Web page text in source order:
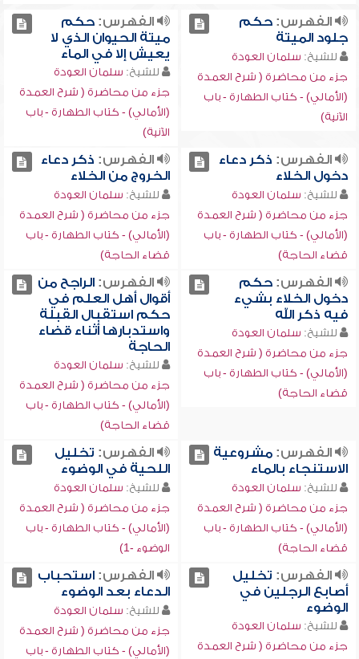
الفهرس:حكم
جلود الميتة
للشيخ: سلمان العودة
جزء من محاضرة ( شرح العمدة
(الأمالي) - كتاب الطهارة - باب
الآنية)
الفهرس:حكم
ميتة الحيوان الذي لا
يعيش إلا في الماء
للشيخ: سلمان العودة
جزء من محاضرة ( شرح العمدة
(الأمالي) - كتاب الطهارة - باب
الآنية)
الفهرس: ذكر دعاء
دخول الخلاء
للشيخ: سلمان العودة
جزء من محاضرة ( شرح العمدة
(الأمالي) - كتاب الطهارة - باب
قضاء الحاجة)
الفهرس: ذكر دعاء
الخروج من الخلاء
للشيخ: سلمان العودة
جزء من محاضرة ( شرح العمدة
(الأمالي) - كتاب الطهارة - باب
قضاء الحاجة)
الفهرس:حكم
دخول الخلاء بشيء
فيه ذكر الله
للشيخ: سلمان العودة
جزء من محاضرة ( شرح العمدة
(الأمالي) - كتاب الطهارة - باب
قضاء الحاجة)
الفهرس:الراجح من
أقوال أهل العلم في
حكم استقبال القبلة
واستدبارها أثناء قضاء
الحاجة
للشيخ: سلمان العودة
جزء من محاضرة ( شرح العمدة
(الأمالي) - كتاب الطهارة - باب
قضاء الحاجة)
الفهرس:مشروعية
الاستنجاء بالماء
للشيخ: سلمان العودة
جزء من محاضرة ( شرح العمدة
(الأمالي) - كتاب الطهارة - باب
قضاء الحاجة)
الفهرس: تخليل
اللحية في الوضوء
للشيخ: سلمان العودة
جزء من محاضرة ( شرح العمدة
(الأمالي) - كتاب الطهارة - باب
الوضوء -1)
الفهرس: تخليل
أصابع الرجلين في
الوضوء
للشيخ: سلمان العودة
جزء من محاضرة ( شرح العمدة
الفهرس:استحباب
الدعاء بعد الوضوء
للشيخ: سلمان العودة
جزء من محاضرة ( شرح العمدة
(الأمالي) - كتاب الطهارة - باب